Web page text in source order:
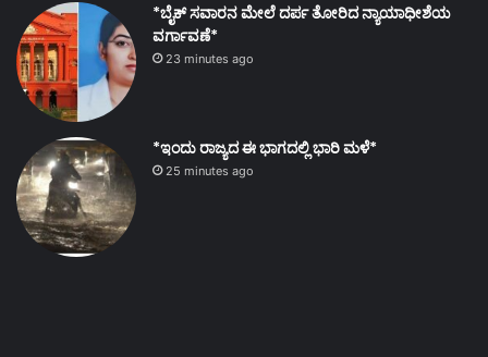
*ಬೈಕ್ ಸವಾರನ ಮೇಲೆ ದರ್ಪ ತೋರಿದ ನ್ಯಾಯಾಧೀಶೆಯ
ವರ್ಗಾವಣೆ*
23 minutes ago
*ಇಂದು ರಾಜ್ಯದ ಈ ಭಾಗದಲ್ಲಿ ಭಾರಿ ಮಳೆ*
25 minutes ago